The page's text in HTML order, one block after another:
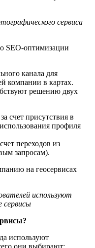
сервиса
SEO-оптимизации
канала для
компании в картах.
решению двух
счет присутствия в
профиля
переходов из
запросам).
используют
сервисы
используют
они выбирают: